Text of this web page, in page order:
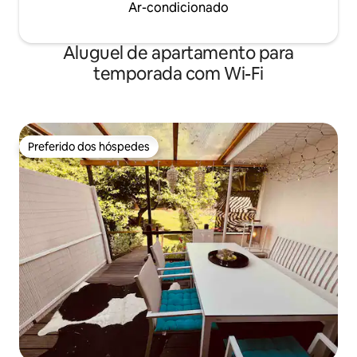
Ar-condicionado
Aluguel de apartamento para
temporada com Wi-Fi
Preferido dos hóspedes
Preferido dos hóspedes